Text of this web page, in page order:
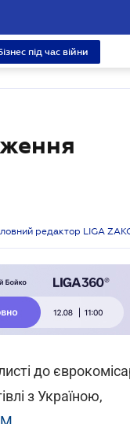
під час війни
редактор LIGA
до
з Україною,